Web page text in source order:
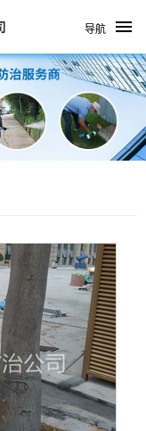
导航